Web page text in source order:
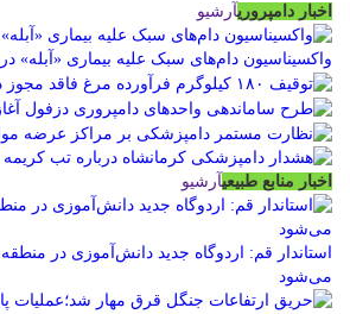
اخبار دامپروریآرشیو
واکسیناسیون دام‌های سبک علیه بیماری «آبله»
اخبار منابع طبیعیآرشیو
استاندار قم: اردوگاه جدید دانش‌آموزی در
می‌شود